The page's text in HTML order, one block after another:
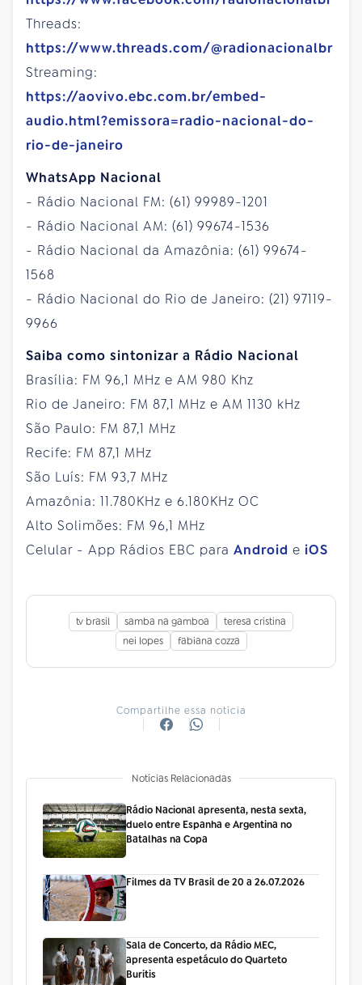
Threads:
https://www.threads.com/@radionacionalbr
Streaming:
https://aovivo.ebc.com.br/embed-
audio.html?emissora=radio-nacional-do-
rio-de-janeiro
WhatsApp Nacional
- Rádio Nacional FM: (61) 99989-1201
- Rádio Nacional AM: (61) 99674-1536
- Rádio Nacional da Amazônia: (61) 99674-
1568
- Rádio Nacional do Rio de Janeiro: (21) 97119-
9966
Saiba como sintonizar a Rádio Nacional
Brasília: FM 96,1 MHz e AM 980 Khz
Rio de Janeiro: FM 87,1 MHz e AM 1130 kHz
São Paulo: FM 87,1 MHz
Recife: FM 87,1 MHz
São Luís: FM 93,7 MHz
Amazônia: 11.780KHz e 6.180KHz OC
Alto Solimões: FM 96,1 MHz
Celular - App Rádios EBC para Android e iOS
tv brasil samba na gamboa
teresa cristina
nei lopes
fabiana cozza
Compartilhe essa notícia
Notícias Relacionadas
Rádio Nacional apresenta, nesta sexta,
duelo entre Espanha e Argentina no
Batalhas na Copa
Filmes da TV Brasil de 20 a 26.07.2026
Sala de Concerto, da Rádio MEC,
apresenta espetáculo do Quarteto
Buritis